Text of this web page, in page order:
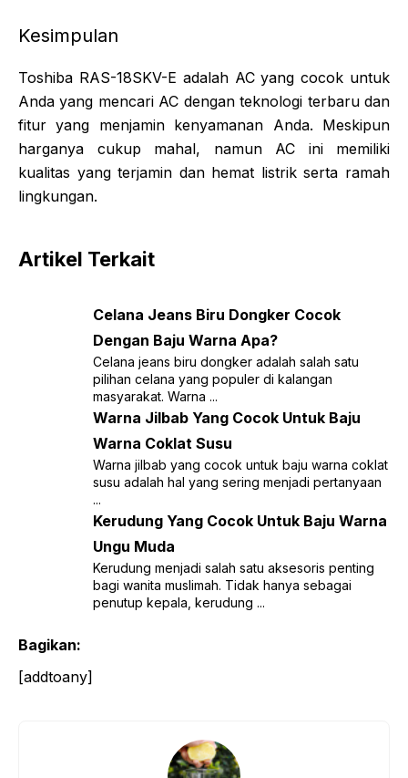
Kesimpulan
Toshiba RAS-18SKV-E adalah AC yang cocok untuk
Anda yang mencari AC dengan teknologi terbaru dan
fitur yang menjamin kenyamanan Anda. Meskipun
harganya cukup mahal, namun AC ini memiliki
kualitas yang terjamin dan hemat listrik serta ramah
lingkungan.
Artikel Terkait
Celana Jeans Biru Dongker Cocok
Dengan Baju Warna Apa?
Celana jeans biru dongker adalah salah satu
pilihan celana yang populer di kalangan
masyarakat. Warna ...
Warna Jilbab Yang Cocok Untuk Baju
Warna Coklat Susu
Warna jilbab yang cocok untuk baju warna coklat
susu adalah hal yang sering menjadi pertanyaan
...
Kerudung Yang Cocok Untuk Baju Warna
Ungu Muda
Kerudung menjadi salah satu aksesoris penting
bagi wanita muslimah. Tidak hanya sebagai
penutup kepala, kerudung ...
Bagikan:
[addtoany]